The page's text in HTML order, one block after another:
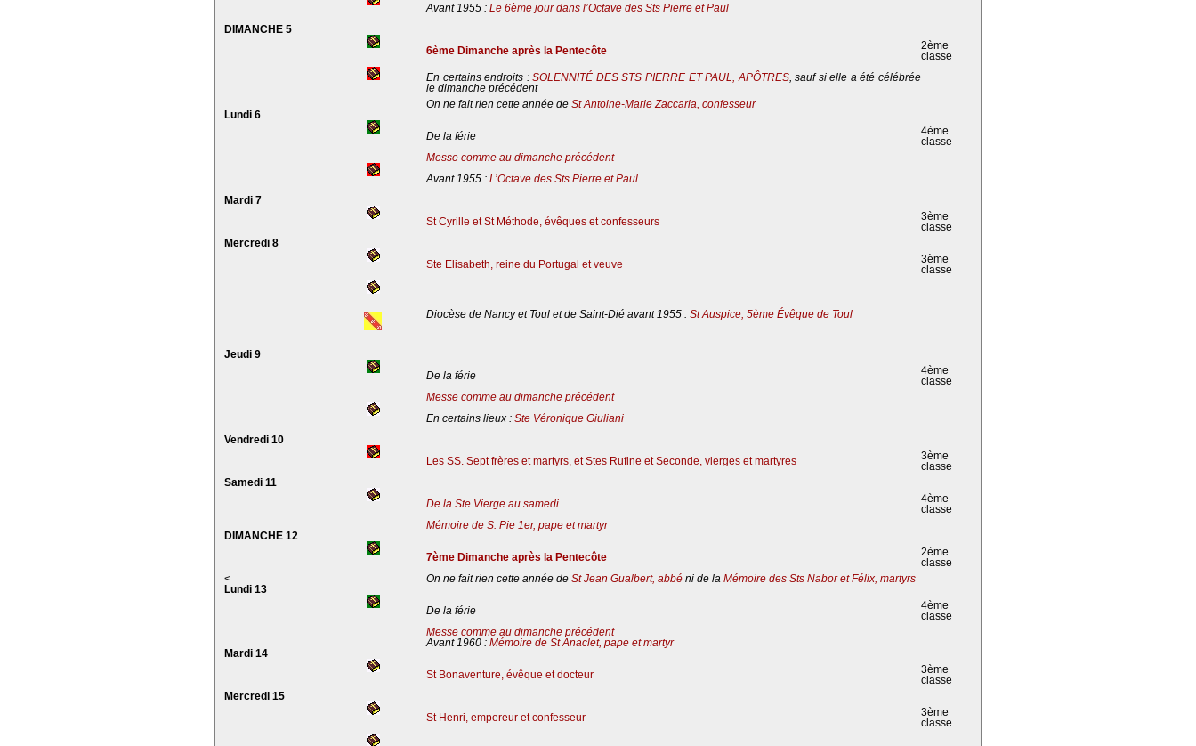
Avant 1955 : Le 6ème jour dans l’Octave des Sts Pierre et Paul
DIMANCHE 5
6ème Dimanche après la Pentecôte
2ème
classe
En certains endroits :SOLENNITÉ DES STS PIERRE ET PAUL, APÔTRES, sauf si elle a été célébrée
le dimanche précédent
On ne fait rien cette année de St Antoine-Marie Zaccaria, confesseur
Lundi 6
De la férie
4ème
classe
Messe comme au dimanche précédent
Avant 1955 : L’Octave des Sts Pierre et Paul
Mardi 7
St Cyrille et St Méthode, évêques et confesseurs
3ème
classe
Mercredi 8
Ste Elisabeth, reine du Portugal et veuve
3ème
classe
Diocèse de Nancy et Toul et de Saint-Dié avant 1955 : St Auspice, 5ème Évêque de Toul
Jeudi 9
De la férie
4ème
classe
Messe comme au dimanche précédent
En certains lieux : Ste Véronique Giuliani
Vendredi 10
Les SS. Sept frères et martyrs, et Stes Rufine et Seconde, vierges et martyres
3ème
classe
Samedi 11
De la Ste Vierge au samedi
4ème
classe
Mémoire de S. Pie 1er, pape et martyr
DIMANCHE 12
7ème Dimanche après la Pentecôte
2ème
classe
<
On ne fait rien cette année de St Jean Gualbert, abbé ni de la Mémoire des Sts Nabor et Félix, martyrs
Lundi 13
De la férie
4ème
classe
Messe comme au dimanche précédent
Avant 1960 : Mémoire de St Anaclet, pape et martyr
Mardi 14
St Bonaventure, évêque et docteur
3ème
classe
Mercredi 15
St Henri, empereur et confesseur
3ème
classe